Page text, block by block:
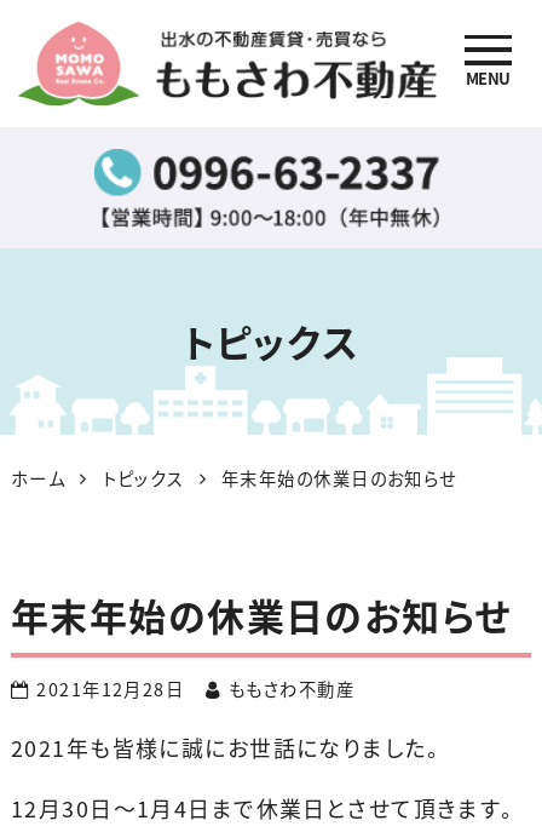
出水の不動産賃貸・売買
なら『ももさわ不動産』
MENU
トピックス
ホーム トピックス 年末年始の休業日のお知らせ
年末年始の休業日のお知らせ
2021年12月28日 ももさわ不動産
2021年も皆様に誠にお世話になりました。
12月30日～1月4日まで休業日とさせて頂きます。